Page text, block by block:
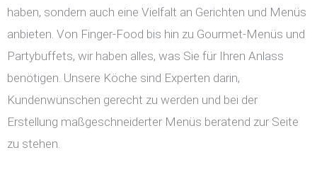
haben, sondern auch eine Vielfalt an Gerichten und Menüs
anbieten. Von Finger-Food bis hin zu Gourmet-Menüs und
Partybuffets, wir haben alles, was Sie für Ihren Anlass
benötigen. Unsere Köche sind Experten darin,
Kundenwünschen gerecht zu werden und bei der
Erstellung maßgeschneiderter Menüs beratend zur Seite
zu stehen.